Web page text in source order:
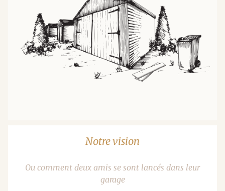
Notre vision
Ou comment deux amis se sont lancés dans leur
garage